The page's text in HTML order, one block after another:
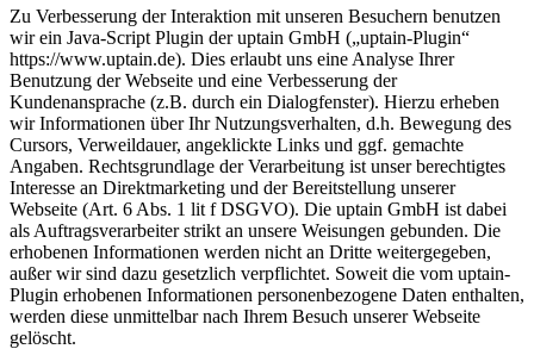
Zu Verbesserung der Interaktion mit unseren Besuchern benutzen
wir ein Java-Script Plugin der uptain GmbH („uptain-Plugin“
https://www.uptain.de). Dies erlaubt uns eine Analyse Ihrer
Benutzung der Webseite und eine Verbesserung der
Kundenansprache (z.B. durch ein Dialogfenster). Hierzu erheben
wir Informationen über Ihr Nutzungsverhalten, d.h. Bewegung des
Cursors, Verweildauer, angeklickte Links und ggf. gemachte
Angaben. Rechtsgrundlage der Verarbeitung ist unser berechtigtes
Interesse an Direktmarketing und der Bereitstellung unserer
Webseite (Art. 6 Abs. 1 lit f DSGVO). Die uptain GmbH ist dabei
als Auftragsverarbeiter strikt an unsere Weisungen gebunden. Die
erhobenen Informationen werden nicht an Dritte weitergegeben,
außer wir sind dazu gesetzlich verpflichtet. Soweit die vom uptain-
Plugin erhobenen Informationen personenbezogene Daten enthalten,
werden diese unmittelbar nach Ihrem Besuch unserer Webseite
gelöscht.